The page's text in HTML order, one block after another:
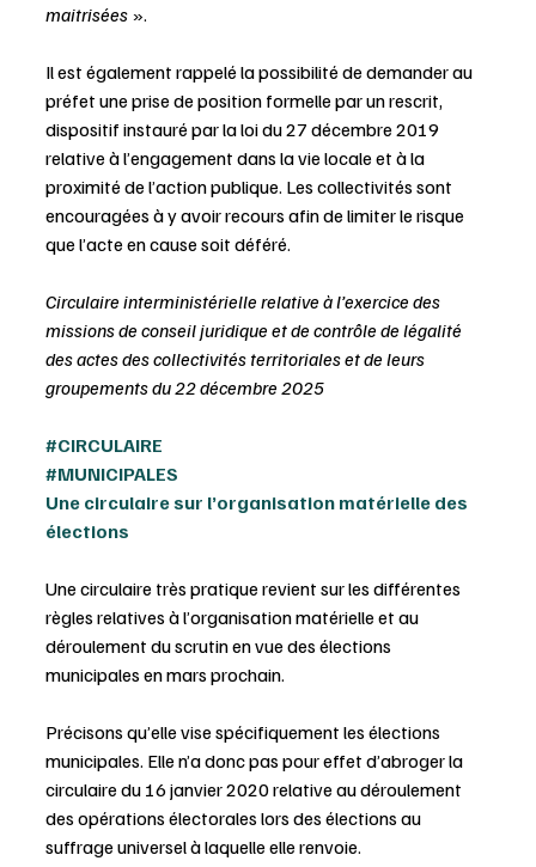
maitrisées ».
Il est également rappelé la possibilité de demander au
préfet une prise de position formelle par un rescrit,
dispositif instauré par la loi du 27 décembre 2019
relative à l’engagement dans la vie locale et à la
proximité de l’action publique. Les collectivités sont
encouragées à y avoir recours afin de limiter le risque
que l’acte en cause soit déféré.
Circulaire interministérielle relative à l’exercice des
missions de conseil juridique et de contrôle de légalité
des actes des collectivités territoriales et de leurs
groupements du 22 décembre 2025
#CIRCULAIRE
#MUNICIPALES
Une circulaire sur l’organisation matérielle des
élections
Une circulaire très pratique revient sur les différentes
règles relatives à l’organisation matérielle et au
déroulement du scrutin en vue des élections
municipales en mars prochain.
Précisons qu’elle vise spécifiquement les élections
municipales. Elle n’a donc pas pour effet d’abroger la
circulaire du 16 janvier 2020 relative au déroulement
des opérations électorales lors des élections au
suffrage universel à laquelle elle renvoie.